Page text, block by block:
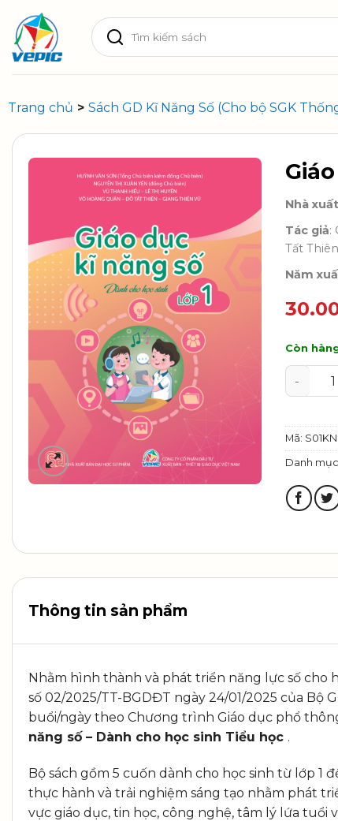
content
Tìm
kiếm:
Trang chủ > Sách GD Kĩ Năng Số (Cho bộ SGK
Nhà
Tác giả:
Tất
Năm
Còn
Giáo
Mã:
Danh
Thông tin sản phẩm
Nhằm hình thành và phát triển năng lực số cho
số 02/2025/TT-BGDĐT ngày 24/01/2025 của Bộ
buổi/ngày theo Chương trình Giáo dục phổ
năng số – Dành cho học sinh Tiểu học .
Bộ sách gồm 5 cuốn dành cho học sinh từ lớp 1
thực hành và trải nghiệm sáng tạo nhằm phát
vực giáo dục, tin học, công nghệ, tâm lý lứa tuổi